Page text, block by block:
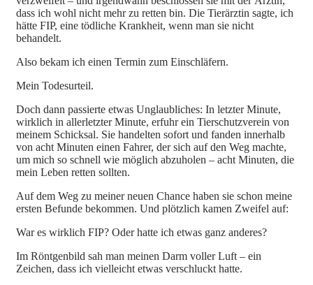
dass ich wohl nicht mehr zu retten bin. Die Tierärztin sagte, ich
hätte FIP, eine tödliche Krankheit, wenn man sie nicht
behandelt.
Also bekam ich einen Termin zum Einschläfern.
Mein Todesurteil.
Doch dann passierte etwas Unglaubliches: In letzter Minute,
wirklich in allerletzter Minute, erfuhr ein Tierschutzverein von
meinem Schicksal. Sie handelten sofort und fanden innerhalb
von acht Minuten einen Fahrer, der sich auf den Weg machte,
um mich so schnell wie möglich abzuholen – acht Minuten, die
mein Leben retten sollten.
Auf dem Weg zu meiner neuen Chance haben sie schon meine
ersten Befunde bekommen. Und plötzlich kamen Zweifel auf:
War es wirklich FIP? Oder hatte ich etwas ganz anderes?
Im Röntgenbild sah man meinen Darm voller Luft – ein
Zeichen, dass ich vielleicht etwas verschluckt hatte.